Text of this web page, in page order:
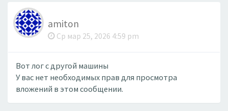
amiton
Ср мар 25, 2026 4:59 pm
Вот лог с другой машины
У вас нет необходимых прав для просмотра
вложений в этом сообщении.